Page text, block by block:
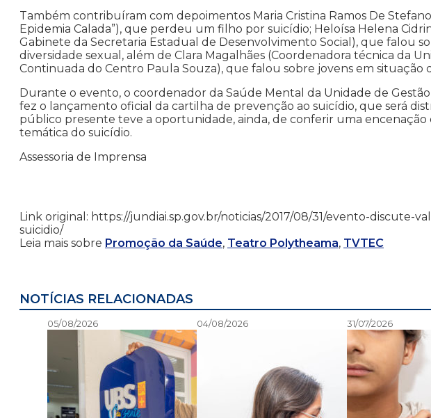
Também contribuíram com depoimentos Maria Cristina Ramos De
Epidemia Calada”), que perdeu um filho por suicídio; Heloísa Helena
Gabinete da Secretaria Estadual de Desenvolvimento Social), que falou
diversidade sexual, além de Clara Magalhães (Coordenadora técnica da
Continuada do Centro Paula Souza), que falou sobre jovens em situação
Durante o evento, o coordenador da Saúde Mental da Unidade de
fez o lançamento oficial da cartilha de prevenção ao suicídio, que será
público presente teve a oportunidade, ainda, de conferir uma encenação
temática do suicídio.
Assessoria de Imprensa
Link original: https://jundiai.sp.gov.br/noticias/2017/08/31/evento-discute-
suicidio/
Leia mais sobre Promoção da Saúde, Teatro Polytheama, TVTEC
NOTÍCIAS RELACIONADAS
05/08/2026 04/08/2026 31/07/2026